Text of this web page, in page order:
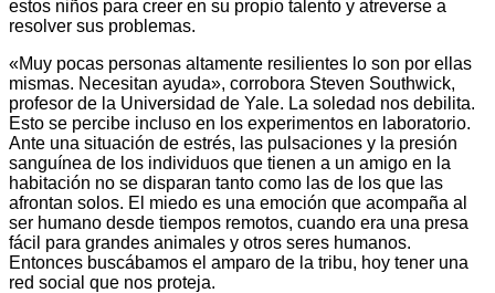
estos niños para creer en su propio talento y atreverse a
resolver sus problemas.
«Muy pocas personas altamente resilientes lo son por ellas
mismas. Necesitan ayuda», corrobora Steven Southwick,
profesor de la Universidad de Yale. La soledad nos debilita.
Esto se percibe incluso en los experimentos en laboratorio.
Ante una situación de estrés, las pulsaciones y la presión
sanguínea de los individuos que tienen a un amigo en la
habitación no se disparan tanto como las de los que las
afrontan solos. El miedo es una emoción que acompaña al
ser humano desde tiempos remotos, cuando era una presa
fácil para grandes animales y otros seres humanos.
Entonces buscábamos el amparo de la tribu, hoy tener una
red social que nos proteja.